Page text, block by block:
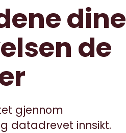
dine
de
gjennom
datadrevet innsikt.